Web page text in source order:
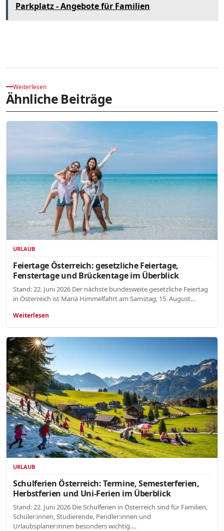
Parkplatz - Angebote für Familien
Weiterlesen
Ähnliche Beiträge
URLAUB
Feiertage Österreich: gesetzliche Feiertage,
Fenstertage und Brückentage im Überblick
Stand: 22. Juni 2026 Der nächste bundesweite gesetzliche Feiertag
in Österreich ist Mariä Himmelfahrt am Samstag, 15. August…
Weiterlesen
URLAUB
Schulferien Österreich: Termine, Semesterferien,
Herbstferien und Uni-Ferien im Überblick
Stand: 22. Juni 2026 Die Schulferien in Österreich sind für Familien,
Schüler:innen, Studierende, Pendler:innen und
Urlaubsplaner:innen besonders wichtig.…